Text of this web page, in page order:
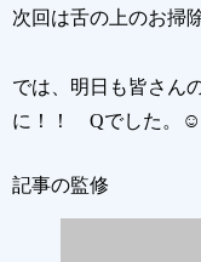
次回は舌の上のお掃
では、明日も皆さん
に！！ Qでした。☺
記事の監修